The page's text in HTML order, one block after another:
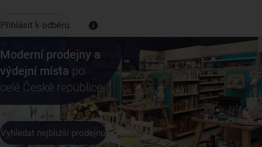
Přihlásit k odběru
Moderní prodejny a
výdejní místa po
celé České republice
Vyhledat nejbližší prodejnu